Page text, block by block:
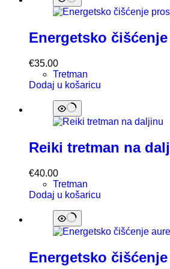
Energetsko
€35.00
Tretman
Dodaj u košaricu
Reiki tretman na
€40.00
Tretman
Dodaj u košaricu
Energetsko